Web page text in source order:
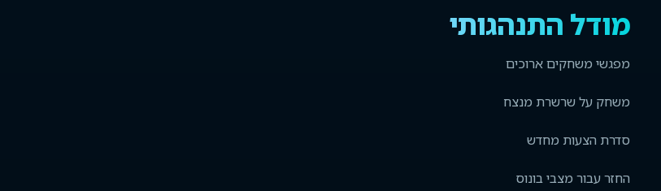
מודל התנהגותי
מפגשי משחקים ארוכים
משחק על שרשרת מנצח
סדרת הצעות מחדש
החזר עבור מצבי בונוס